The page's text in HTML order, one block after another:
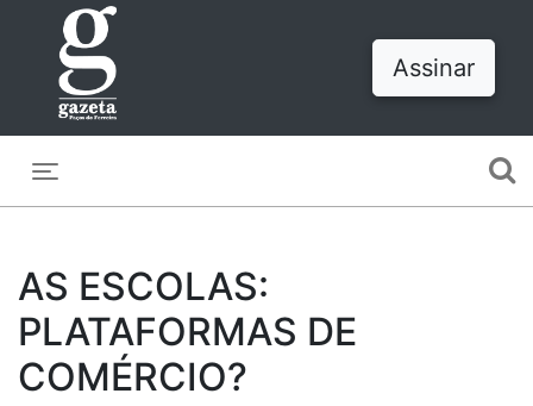
Assinar
AS ESCOLAS:
PLATAFORMAS DE
COMÉRCIO?